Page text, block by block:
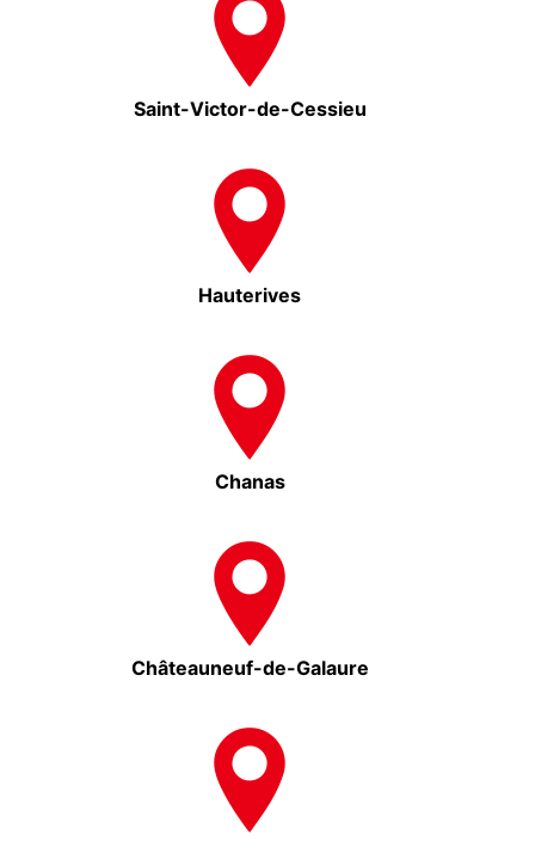
Saint-Victor-de-Cessieu
Hauterives
Chanas
Châteauneuf-de-Galaure